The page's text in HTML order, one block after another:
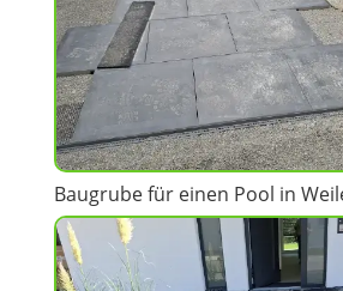
Baugrube für einen Pool in